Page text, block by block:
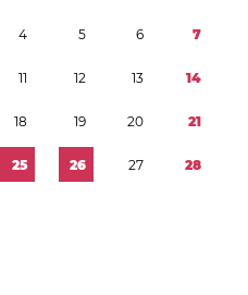
4 5 6 7
11 12 13 14
18 19 20 21
25 26 27 28